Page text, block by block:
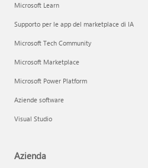
Microsoft Learn
Supporto per le app del marketplace di IA
Microsoft Tech Community
Microsoft Marketplace
Microsoft Power Platform
Aziende software
Visual Studio
Azienda